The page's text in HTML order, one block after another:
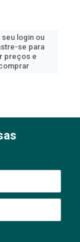
seu login ou
se para
preços e